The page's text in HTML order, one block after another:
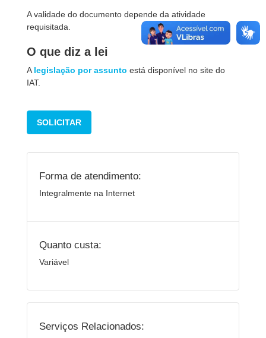
A validade do documento depende da atividade
requisitada.
O que diz a lei
A legislação por assunto está disponível no site do
IAT.
SOLICITAR
Forma de atendimento:
Integralmente na Internet
Quanto custa:
Variável
Serviços Relacionados: